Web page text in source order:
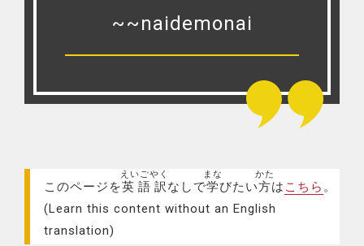
~~naidemonai
このページを英語訳
えいごやく
なしで学
まな
びたい方
かた
は こちら 。
(Learn this content without an English
translation)